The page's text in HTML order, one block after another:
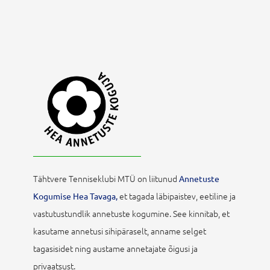
Tähtvere Tenniseklubi MTÜ on liitunud Annetuste
Kogumise Hea Tavaga,et tagada läbipaistev, eetiline ja
vastutustundlik annetuste kogumine. See kinnitab, et
kasutame annetusi sihipäraselt, anname selget
tagasisidet ning austame annetajate õigusi ja
privaatsust.